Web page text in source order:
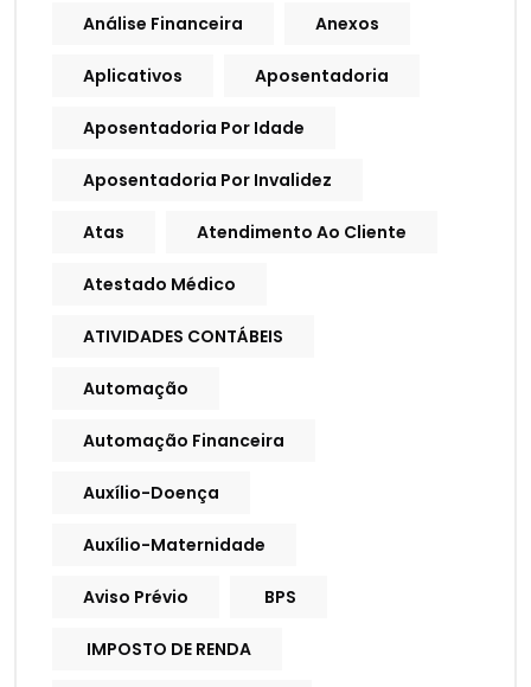
Análise Financeira Anexos
Aplicativos Aposentadoria
Aposentadoria Por Idade
Aposentadoria Por Invalidez
Atas Atendimento Ao Cliente
Atestado Médico
ATIVIDADES CONTÁBEIS
Automação
Automação Financeira
Auxílio-Doença
Auxílio-Maternidade
Aviso Prévio BPS
IMPOSTO DE RENDA